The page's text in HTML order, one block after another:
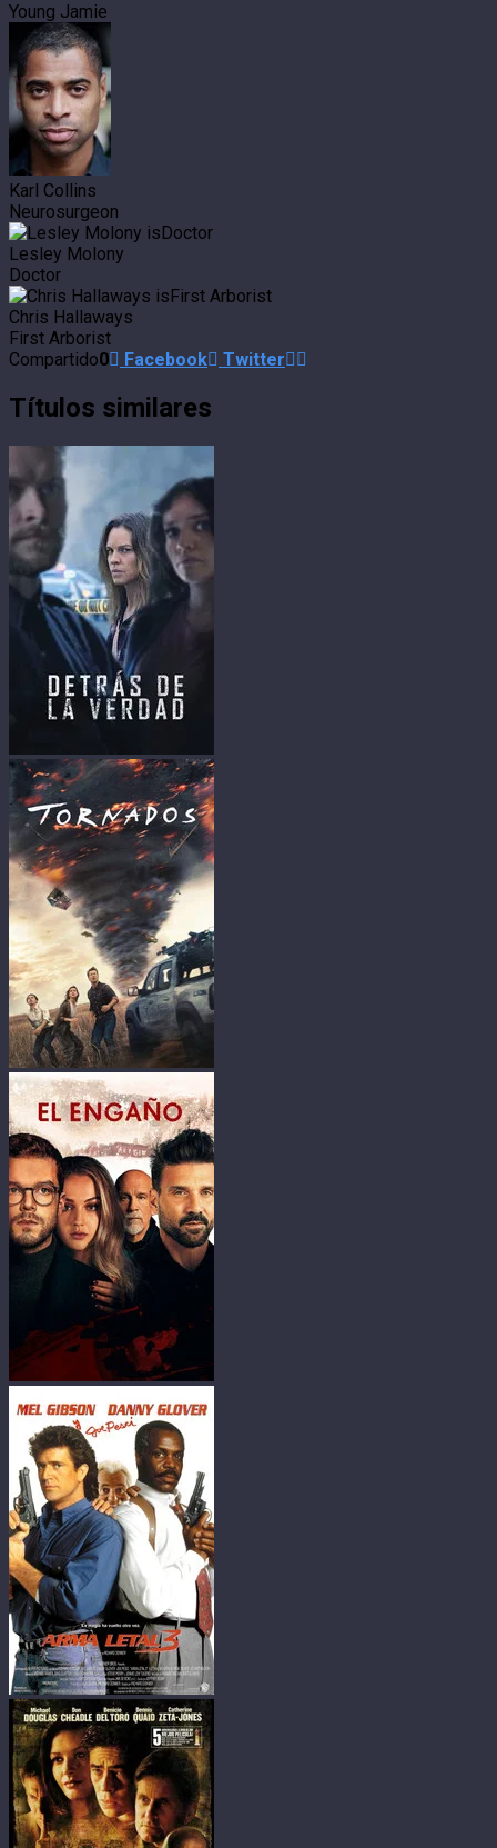
Young Jamie
Karl Collins
Neurosurgeon
Lesley Molony
Doctor
Chris Hallaways
First Arborist
Compartido0 Facebook Twitter
Títulos similares